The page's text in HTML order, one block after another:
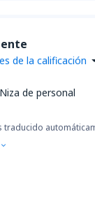
de la calificación
de personal
traducido